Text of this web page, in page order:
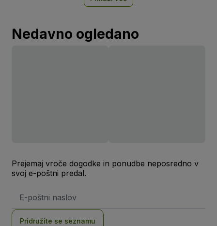
Nedavno ogledano
Prejemaj vroče dogodke in ponudbe neposredno v
svoj e-poštni predal.
naslov
Pridružite se seznamu